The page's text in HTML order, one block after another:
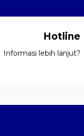
Hotline
Informasi lebih lanjut?